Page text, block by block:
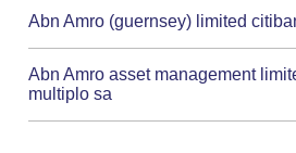
Abn Amro (guernsey) limited
Abn Amro asset management
multiplo sa